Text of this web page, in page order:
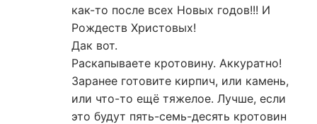
как-то после всех Новых годов!!! И
Рождеств Христовых!
Дак вот.
Раскапываете кротовину. Аккуратно!
Заранее готовите кирпич, или камень,
или что-то ещё тяжелое. Лучше, если
это будут пять-семь-десять кротовин